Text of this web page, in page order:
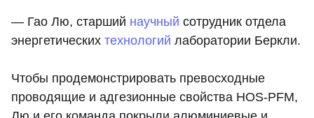
— Гао Лю, старший научный сотрудник отдела
энергетических технологий лаборатории Беркли.
Чтобы продемонстрировать превосходные
проводящие и адгезионные свойства HOS-PFM,